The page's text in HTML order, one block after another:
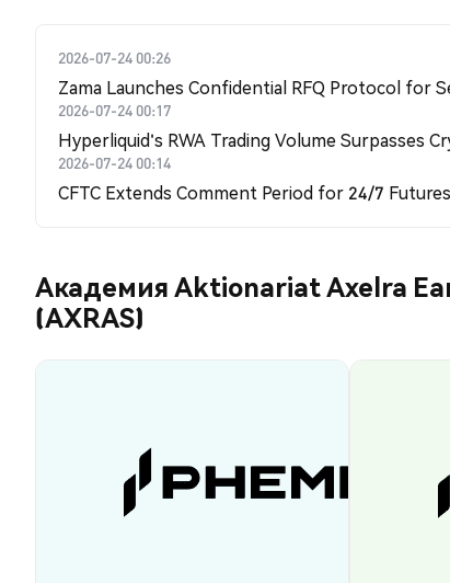
2026-07-24 00:26
Zama Launches Confidential RFQ Protocol for
2026-07-24 00:17
Hyperliquid's RWA Trading Volume Surpasses
2026-07-24 00:14
CFTC Extends Comment Period for 24/7
Академия Aktionariat Axelra
(AXRAS)